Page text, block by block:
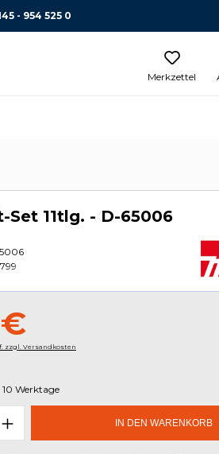
- 954 525 0
Merkzettel
Set 11tlg. - D-65006
zzgl. Versandkosten
10 Werktage
Anzahl: Gib denIN DEN WARENKORB